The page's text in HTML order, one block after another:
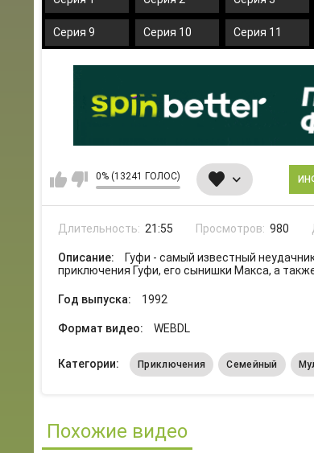
Серия 9 Серия 10 Серия 11
0% (13241 ГОЛОС)
Длительность: 21:55 Просмотров: 980
Описание:
Гуфи - самый известный
приключения Гуфи, его сынишки Макса, а
Год выпуска: 1992
Формат видео: WEBDL
Категории: Приключения Семейный
Похожие видео